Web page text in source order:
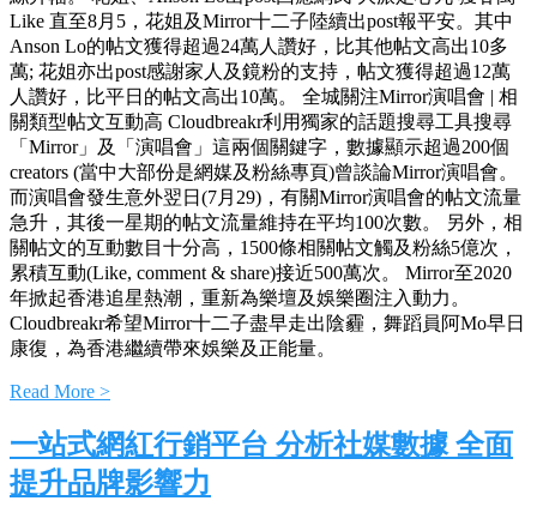
Like 直至8月5，花姐及Mirror十二子陸續出post報平安。其中
Anson Lo的帖文獲得超過24萬人讚好，比其他帖文高出10多
萬; 花姐亦出post感謝家人及鏡粉的支持，帖文獲得超過12萬
人讚好，比平日的帖文高出10萬。 全城關注Mirror演唱會 | 相
關類型帖文互動高 Cloudbreakr利用獨家的話題搜尋工具搜尋
「Mirror」及「演唱會」這兩個關鍵字，數據顯示超過200個
creators (當中大部份是網媒及粉絲專頁)曾談論Mirror演唱會。
而演唱會發生意外翌日(7月29)，有關Mirror演唱會的帖文流量
急升，其後一星期的帖文流量維持在平均100次數。 另外，相
關帖文的互動數目十分高，1500條相關帖文觸及粉絲5億次，
累積互動(Like, comment & share)接近500萬次。 Mirror至2020
年掀起香港追星熱潮，重新為樂壇及娛樂圈注入動力。
Cloudbreakr希望Mirror十二子盡早走出陰霾，舞蹈員阿Mo早日
康復，為香港繼續帶來娛樂及正能量。
Read More >
一站式網紅行銷平台 分析社媒數據 全面
提升品牌影響力